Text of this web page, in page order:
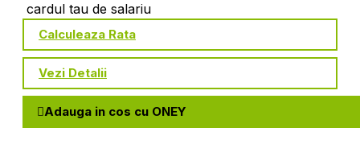
cardul tau de salariu
Calculeaza Rata
Vezi Detalii
Adauga in cos cu ONEY